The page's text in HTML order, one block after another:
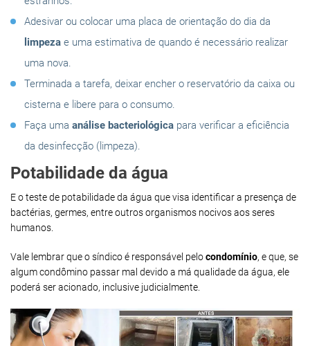
Adesivar ou colocar uma placa de orientação do dia da
limpeza e uma estimativa de quando é necessário realizar
uma nova.
Terminada a tarefa, deixar encher o reservatório da caixa ou
cisterna e libere para o consumo.
Faça uma análise bacteriológica para verificar a eficiência
da desinfecção (limpeza).
Potabilidade da água
E o teste de potabilidade da água que visa identificar a presença de
bactérias, germes, entre outros organismos nocivos aos seres
humanos.
Vale lembrar que o síndico é responsável pelocondomínio, e que, se
algum condômino passar mal devido a má qualidade da água, ele
poderá ser acionado, inclusive judicialmente.